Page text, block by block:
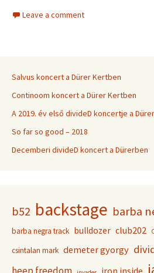
Leave a comment
Salvus koncert a Dürer Kertben
Continoom koncert a Dürer Kertben
A 2019. év első divideD koncertje a
So far so good – 2018
Decemberi divideD koncert a Dürerben
b52 backstage barba
barba negra track bulldozer club202
csintalan mark demeter gyorgy